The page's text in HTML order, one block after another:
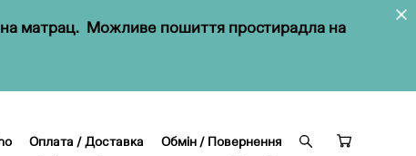
на матрац. Можливе пошиття простирадла на
Оплата / Доставка
Обмін / Повернення